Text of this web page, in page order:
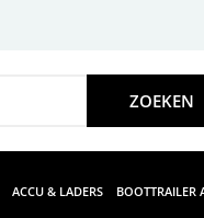
ACCU & LADERS BOOTTRAILER